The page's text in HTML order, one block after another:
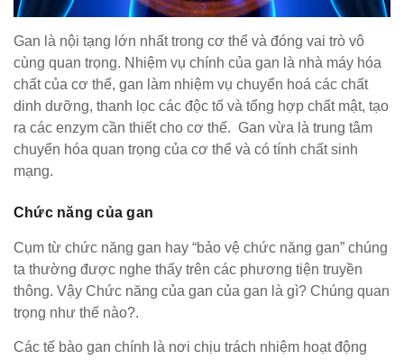
Gan là nội tạng lớn nhất trong cơ thể và đóng vai trò vô
cùng quan trọng. Nhiệm vụ chính của gan là nhà máy hóa
chất của cơ thể, gan làm nhiệm vụ chuyển hoá các chất
dinh dưỡng, thanh lọc các độc tố và tổng hợp chất mật, tạo
ra các enzym cần thiết cho cơ thế. Gan vừa là trung tâm
chuyển hóa quan trọng của cơ thể và có tính chất sinh
mạng.
Chức năng của gan
Cụm từ chức năng gan hay “bảo vệ chức năng gan” chúng
ta thường được nghe thấy trên các phương tiện truyền
thông. Vậy Chức năng của gan của gan là gì? Chúng quan
trọng như thế nào?.
Các tế bào gan chính là nơi chịu trách nhiệm hoạt động